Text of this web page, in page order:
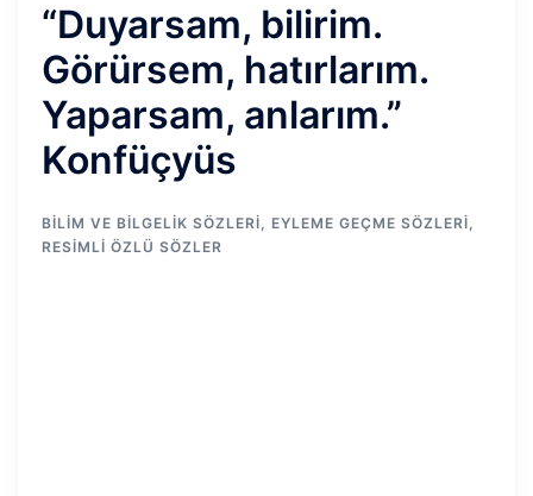
“Duyarsam, bilirim.
Görürsem, hatırlarım.
Yaparsam, anlarım.”
Konfüçyüs
BILIM VE BILGELIK SÖZLERI, EYLEME GEÇME SÖZLERI,
RESIMLI ÖZLÜ SÖZLER